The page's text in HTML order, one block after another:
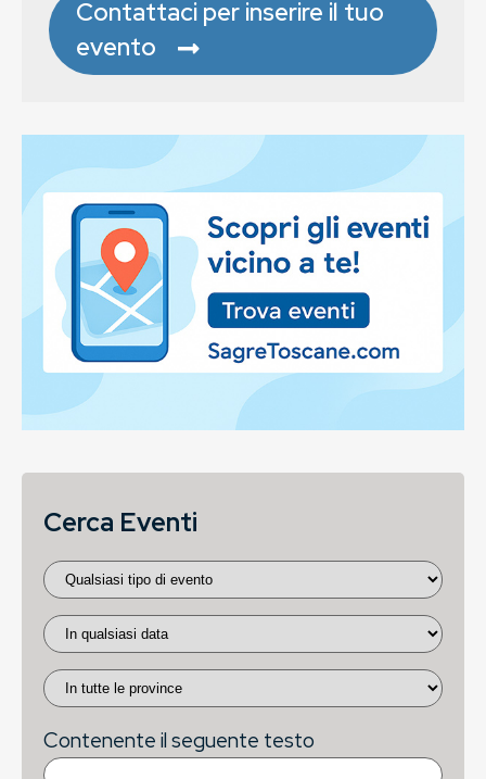
Contattaci per inserire il tuo
evento
Cerca Eventi
Contenente il seguente testo